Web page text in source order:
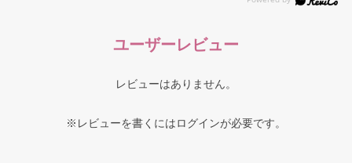
ユーザーレビュー
レビューはありません。
※レビューを書くにはログインが必要です。